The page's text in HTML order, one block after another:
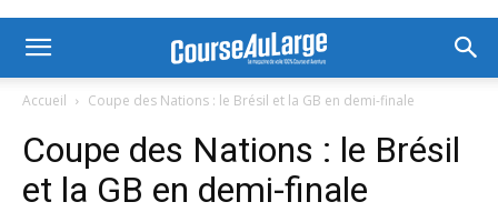
Accueil Coupe des Nations : le Brésil et la GB en demi-finale
Coupe des Nations : le Brésil
et la GB en demi-finale